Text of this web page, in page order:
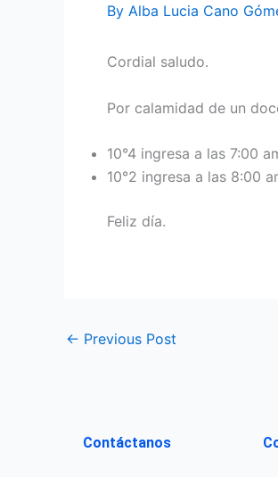
By Alba Lucia Cano
Cordial saludo.
Por calamidad de un
10°4 ingresa a las 7:00
10°2 ingresa a las 8:00
Feliz día.
← Previous Post
Contáctanos